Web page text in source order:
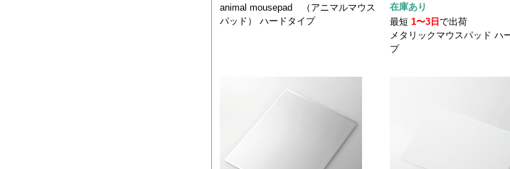
animal mousepad （アニマルマウス
パッド） ハードタイプ
在庫あり
最短1〜3日で出荷
メタリックマウスパッド ハ
プ